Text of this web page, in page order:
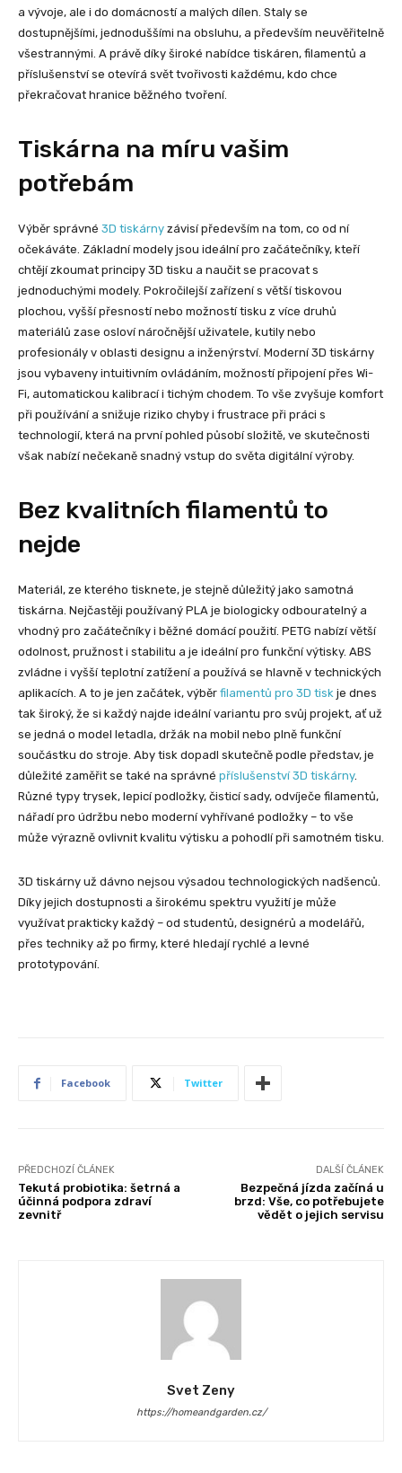
a vývoje, ale i do domácností a malých dílen. Staly se
dostupnějšími, jednoduššími na obsluhu, a především neuvěřitelně
všestrannými. A právě díky široké nabídce tiskáren, filamentů a
příslušenství se otevírá svět tvořivosti každému, kdo chce
překračovat hranice běžného tvoření.
Tiskárna na míru vašim
potřebám
Výběr správné 3D tiskárny závisí především na tom, co od ní
očekáváte. Základní modely jsou ideální pro začátečníky, kteří
chtějí zkoumat principy 3D tisku a naučit se pracovat s
jednoduchými modely. Pokročilejší zařízení s větší tiskovou
plochou, vyšší přesností nebo možností tisku z více druhů
materiálů zase osloví náročnější uživatele, kutily nebo
profesionály v oblasti designu a inženýrství. Moderní 3D tiskárny
jsou vybaveny intuitivním ovládáním, možností připojení přes Wi-
Fi, automatickou kalibrací i tichým chodem. To vše zvyšuje komfort
při používání a snižuje riziko chyby i frustrace při práci s
technologií, která na první pohled působí složitě, ve skutečnosti
však nabízí nečekaně snadný vstup do světa digitální výroby.
Bez kvalitních filamentů to
nejde
Materiál, ze kterého tisknete, je stejně důležitý jako samotná
tiskárna. Nejčastěji používaný PLA je biologicky odbouratelný a
vhodný pro začátečníky i běžné domácí použití. PETG nabízí větší
odolnost, pružnost i stabilitu a je ideální pro funkční výtisky. ABS
zvládne i vyšší teplotní zatížení a používá se hlavně v technických
aplikacích. A to je jen začátek, výběr filamentů pro 3D tisk je dnes
tak široký, že si každý najde ideální variantu pro svůj projekt, ať už
se jedná o model letadla, držák na mobil nebo plně funkční
součástku do stroje. Aby tisk dopadl skutečně podle představ, je
důležité zaměřit se také na správné příslušenství 3D tiskárny.
Různé typy trysek, lepicí podložky, čisticí sady, odvíječe filamentů,
nářadí pro údržbu nebo moderní vyhřívané podložky – to vše
může výrazně ovlivnit kvalitu výtisku a pohodlí při samotném tisku.
3D tiskárny už dávno nejsou výsadou technologických nadšenců.
Díky jejich dostupnosti a širokému spektru využití je může
využívat prakticky každý – od studentů, designérů a modelářů,
přes techniky až po firmy, které hledají rychlé a levné
prototypování.
Facebook Twitter
PŘEDCHOZÍ ČLÁNEK
Tekutá probiotika: šetrná a
účinná podpora zdraví
zevnitř
DALŠÍ ČLÁNEK
Bezpečná jízda začíná u
brzd: Vše, co potřebujete
vědět o jejich servisu
Svet Zeny
https://homeandgarden.cz/